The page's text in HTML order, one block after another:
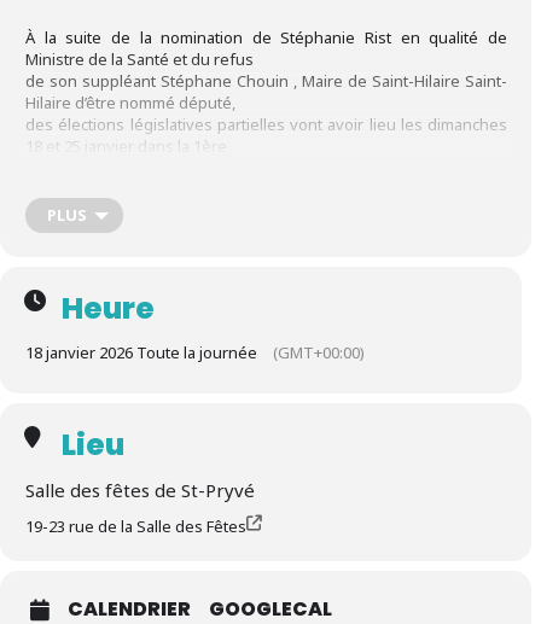
À la suite de la nomination de Stéphanie Rist en qualité de
Ministre de la Santé et du refus
de son suppléant Stéphane Chouin , Maire de Saint-Hilaire Saint-
Hilaire d’être nommé député,
des élections législatives partielles vont avoir lieu les dimanches
18 et 25 janvier dans la 1ère
soit le vendredi 12 décembre
2025.
Vous avez jusqu’à la veille du scrutin pour enregistrer les
procurations, soit les 17 et 24 janvier
PLUS
Heure
18 janvier 2026 Toute la journée (GMT+00:00)
Lieu
Salle des fêtes de St-Pryvé
19-23 rue de la Salle des Fêtes
CALENDRIER GOOGLECAL